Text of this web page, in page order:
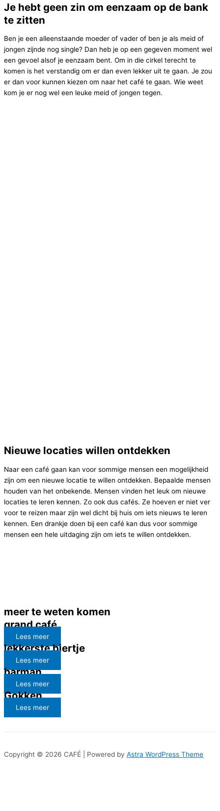
Je hebt geen zin om eenzaam op de bank
te zitten
Ben je een alleenstaande moeder of vader of ben je als meid of
jongen zijnde nog single? Dan heb je op een gegeven moment wel
een gevoel alsof je eenzaam bent. Om in die cirkel terecht te
komen is het verstandig om er dan even lekker uit te gaan. Je zou
er dan voor kunnen kiezen om naar het café te gaan. Wie weet
kom je er nog wel een leuke meid of jongen tegen.
Nieuwe locaties willen ontdekken
Naar een café gaan kan voor sommige mensen een mogelijkheid
zijn om een nieuwe locatie te willen ontdekken. Bepaalde mensen
houden van het onbekende. Mensen vinden het leuk om nieuwe
locaties te leren kennen. Zo ook dus cafés. Ze hoeven er niet ver
voor te reizen maar zijn wel dicht bij huis om iets nieuws te leren
kennen. Een drankje doen bij een café kan dus voor sommige
mensen een hele uitdaging zijn om iets te willen ontdekken.
meer te weten komen
grand café
Lees meer
lekkerste biertje
Lees meer
barman
Lees meer
Gokken
Lees meer
Copyright © 2026 CAFÉ | Powered by Astra WordPress Theme